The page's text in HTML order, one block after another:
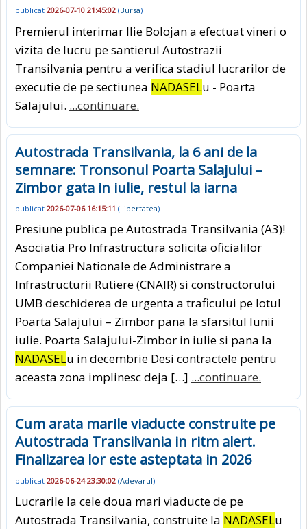
publicat 2026-07-10 21:45:02 (Bursa)
Premierul interimar Ilie Bolojan a efectuat vineri o
vizita de lucru pe santierul Autostrazii
Transilvania pentru a verifica stadiul lucrarilor de
executie de pe sectiunea NADASELu - Poarta
Salajului. ...continuare.
Autostrada Transilvania, la 6 ani de la
semnare: Tronsonul Poarta Salajului –
Zimbor gata in iulie, restul la iarna
publicat 2026-07-06 16:15:11 (Libertatea)
Presiune publica pe Autostrada Transilvania (A3)!
Asociatia Pro Infrastructura solicita oficialilor
Companiei Nationale de Administrare a
Infrastructurii Rutiere (CNAIR) si constructorului
UMB deschiderea de urgenta a traficului pe lotul
Poarta Salajului – Zimbor pana la sfarsitul lunii
iulie. Poarta Salajului-Zimbor in iulie si pana la
NADASELu in decembrie Desi contractele pentru
aceasta zona implinesc deja […] ...continuare.
Cum arata marile viaducte construite pe
Autostrada Transilvania in ritm alert.
Finalizarea lor este asteptata in 2026
publicat 2026-06-24 23:30:02 (Adevarul)
Lucrarile la cele doua mari viaducte de pe
Autostrada Transilvania, construite la NADASELu